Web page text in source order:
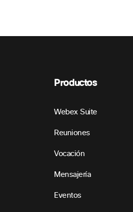
Productos
Webex Suite
Reuniones
Vocación
Mensajería
Eventos